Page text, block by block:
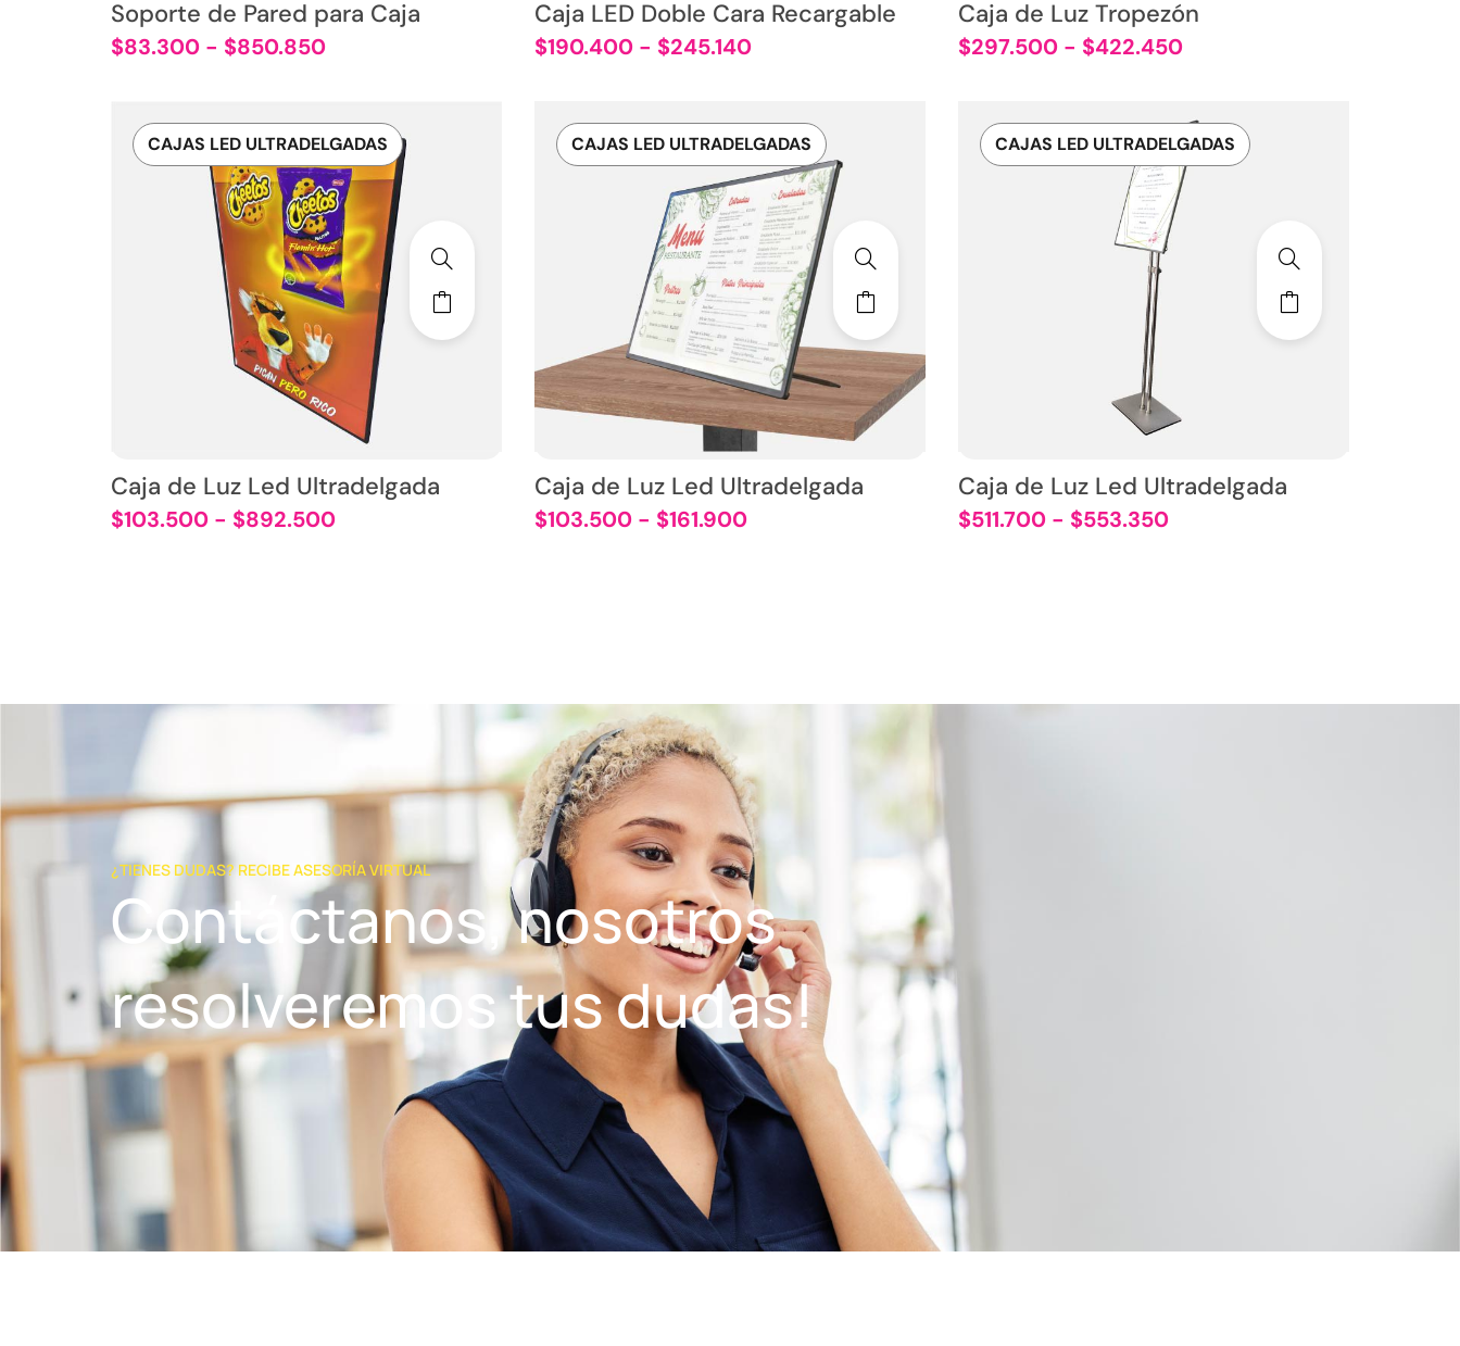
Soporte de Pared para Caja
$83.300 - $850.850
Caja LED Doble Cara Recargable
$190.400 - $245.140
Caja de Luz Tropezón
$297.500 - $422.450
CAJAS LED ULTRADELGADAS
Caja de Luz Led Ultradelgada
$103.500 - $892.500
CAJAS LED ULTRADELGADAS
Caja de Luz Led Ultradelgada
$103.500 - $161.900
CAJAS LED ULTRADELGADAS
Caja de Luz Led Ultradelgada
$511.700 - $553.350
¿TIENES DUDAS? RECIBE ASESORÍA VIRTUAL
Contáctanos, nosotros
resolveremos tus dudas!